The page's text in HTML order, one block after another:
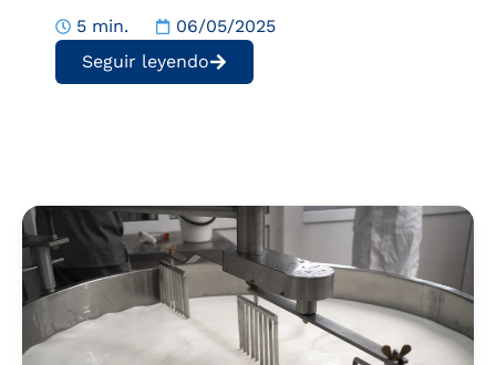
5 min.
06/05/2025
Seguir leyendo